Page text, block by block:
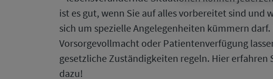
ist es gut, wenn Sie auf alles vorbereitet sind und
sich um spezielle Angelegenheiten kümmern
Vorsorgevollmacht oder Patientenverfügung
gesetzliche Zuständigkeiten regeln. Hier erfahren
dazu!